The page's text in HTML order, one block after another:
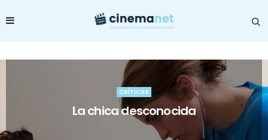
CRÍTICAS
La chica desconocida